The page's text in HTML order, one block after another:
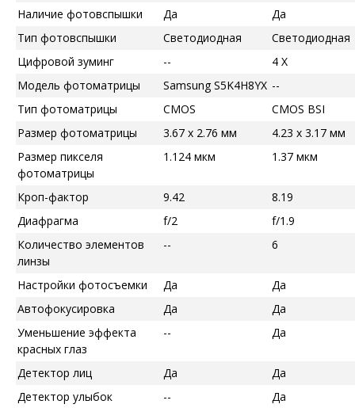
Наличие фотовспышки
Да
Да
Тип фотовспышки
Светодиодная
Светодиодная
Цифровой зуминг
--
4 X
Модель фотоматрицы
Samsung S5K4H8YX --
Тип фотоматрицы
CMOS
CMOS BSI
Размер фотоматрицы
3.67 x 2.76 мм
4.23 x 3.17 мм
Размер пикселя
фотоматрицы
1.124 мкм 1.37 мкм
Кроп-фактор 9.42
8.19
Диафрагма
f/2
f/1.9
Количество элементов
линзы
-- 6
Настройки фотосъемки Да
Да
Автофокусировка
Да
Да
Уменьшение эффекта
красных глаз
-- Да
Детектор лиц Да
Да
Детектор улыбок
--
Да